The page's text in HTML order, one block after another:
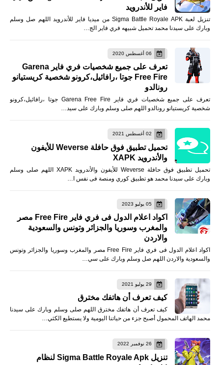
فاير للأندرويد
تنزيل لعبة Sigma Battle Royale APK من ميديا فاير للأندرويد اللهم صل وسلم
وبارك على سيدنا محمد تحميل شبيهه فري فاير الج…
06 أغسطس 2020
تعرف على جميع شخصيات فري فاير Garena
Free Fire جوتا ،رافائيل،كرونو شخصية كريستيانو
رونالدو
تعرف على جميع شخصيات فري فاير Garena Free Fire جوتا ،رافائيل،كرونو
شخصية كريستيانو رونالدو اللهم صلى وسلم وبارك على سيد…
02 أغسطس 2021
تحميل تطبيق فوق حافلة Weverse للأيفون
والأندرويد XAPK
تحميل تطبيق فوق حافلة Weverse للأيفون والأندرويد XAPK اللهم صلى وسلم
وبارك على سيدنا محمد هو تطبيق كوري ومنصة فى نفس ا…
05 يوليو 2023
اكواد اعلام الدول فى فري فاير Free Fire مصر
والمغرب وسوريا والجزائر وتونس والسعودية
والاردن
اكواد اعلام الدول فى فري فاير Free Fire مصر والمغرب وسوريا والجزائر وتونس
والسعودية والاردن اللهم صل وسلم وبارك على سي…
29 يوليو 2021
كيف تعرف أن هاتفك مخترق
كيف تعرف أن هاتفك مخترق اللهم صلى وسلم وبارك على سيدنا
محمد الهاتف المحمول أصبح جزء من حياتنا اليومية ولا يستطيع الكثي…
26 نوفمبر 2022
تنزيل Sigma Battle Royale Apk لنظام